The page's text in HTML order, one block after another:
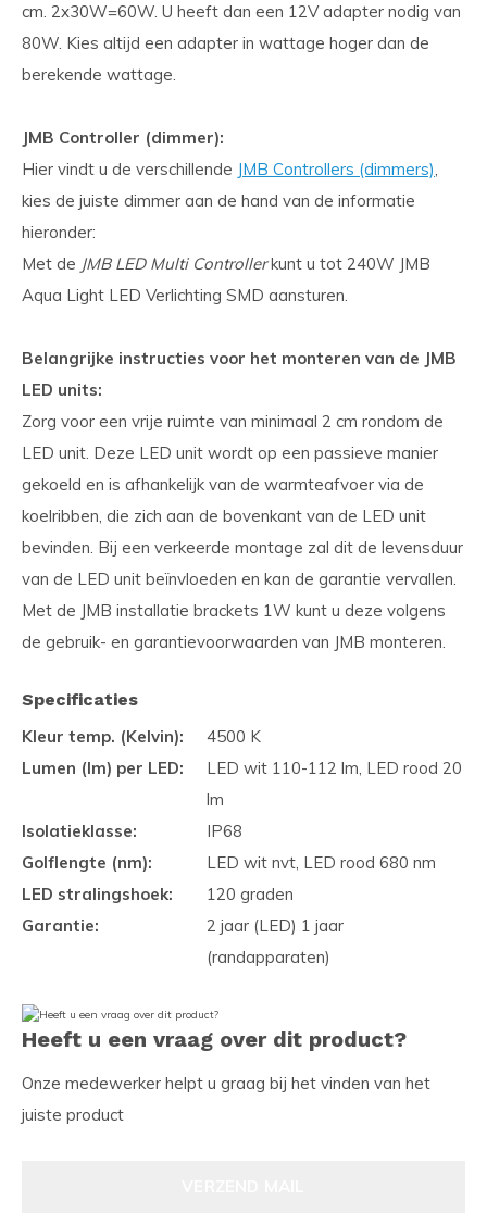
cm. 2x30W=60W. U heeft dan een 12V adapter nodig van
80W. Kies altijd een adapter in wattage hoger dan de
berekende wattage.
JMB Controller (dimmer):
Hier vindt u de verschillende JMB Controllers (dimmers),
kies de juiste dimmer aan de hand van de informatie
hieronder:
Met de JMB LED Multi Controllerkunt u tot 240W JMB
Aqua Light LED Verlichting SMD aansturen.
Belangrijke instructies voor het monteren van de JMB
LED units:
Zorg voor een vrije ruimte van minimaal 2 cm rondom de
LED unit. Deze LED unit wordt op een passieve manier
gekoeld en is afhankelijk van de warmteafvoer via de
koelribben, die zich aan de bovenkant van de LED unit
bevinden. Bij een verkeerde montage zal dit de levensduur
van de LED unit beïnvloeden en kan de garantie vervallen.
Met de JMB installatie brackets 1W kunt u deze volgens
de gebruik- en garantievoorwaarden van JMB monteren.
Specificaties
Kleur temp. (Kelvin):
4500 K
Lumen (lm) per LED:
LED wit 110-112 lm, LED rood 20
lm
Isolatieklasse:
IP68
Golflengte (nm):
LED wit nvt, LED rood 680 nm
LED stralingshoek:
120 graden
Garantie:
2 jaar (LED) 1 jaar
(randapparaten)
Heeft u een vraag over dit product?
Onze medewerker helpt u graag bij het vinden van het
juiste product